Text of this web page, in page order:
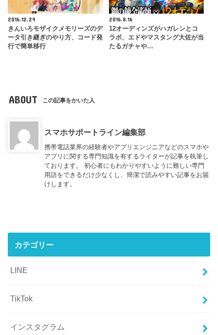
2016.12.29
きんいろモザイクメモリーズのデ
ータ引き継ぎのやり方、コード発
行で簡単移行
2016.8.16
12オーディンズがハガレンとコ
ラボ、エドやマスタング大佐が当
たるガチャや…
ABOUT この記事をかいた人
スマホサポートライン編集部
携帯電話業界の経験者やアプリエンジニアなどのスマホや
アプリに関する専門知識を有するライターが記事を執筆し
ております。 初心者にもわかりやすいように難しい専門
用語をできるだけ少なくし、簡潔で読みやすい記事をお届
けします。
カテゴリー
LINE
TikTok
インスタグラム